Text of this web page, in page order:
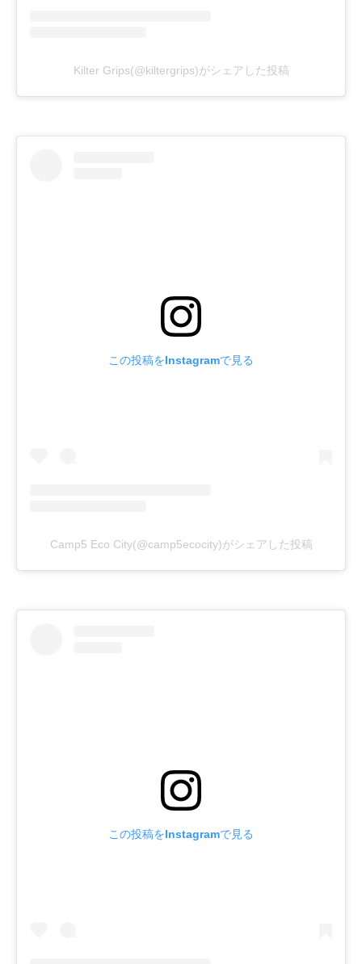
Kilter Grips(@kiltergrips)がシェアした投稿
この投稿をInstagramで見る
Camp5 Eco City(@camp5ecocity)がシェアした投稿
この投稿をInstagramで見る